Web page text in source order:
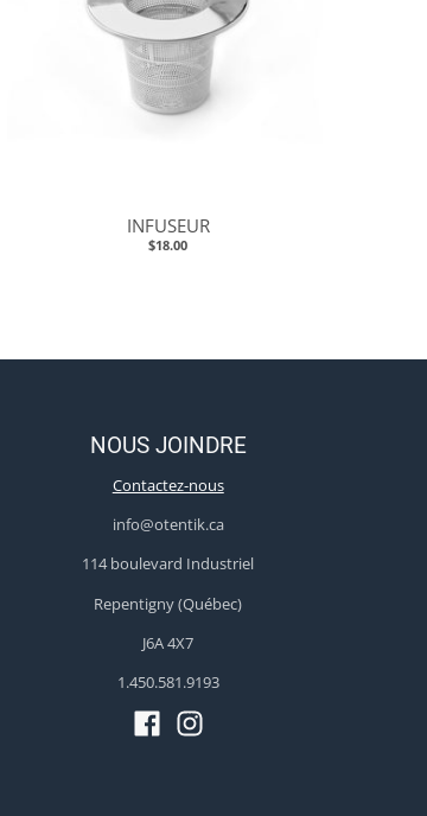
INFUSEUR
$18.00
NOUS JOINDRE
Contactez-nous
info@otentik.ca
114 boulevard Industriel
Repentigny (Québec)
J6A 4X7
1.450.581.9193